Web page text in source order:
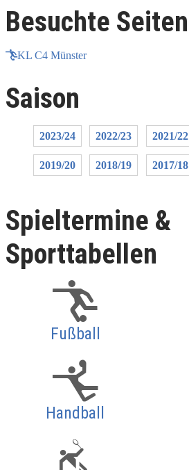
Besuchte Seiten
KL C4 Münster
Saison
2023/24 2022/23 2021/22
2019/20 2018/19 2017/18
Spieltermine &
Sporttabellen
Fußball
Handball